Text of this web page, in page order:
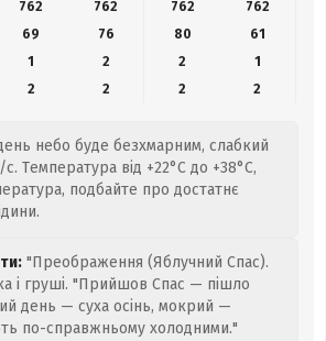
762
762 762 762
69
76 80
61
1
2 2
1
2
2 2 2
небо буде безхмарним, слабкий
Температура від +22°C до +38°C,
подбайте про достатнє
"Преображення (Яблучний Спас).
і груші. "Прийшов Спас — пішло
день — суха осінь, мокрий —
по-справжньому холодними."